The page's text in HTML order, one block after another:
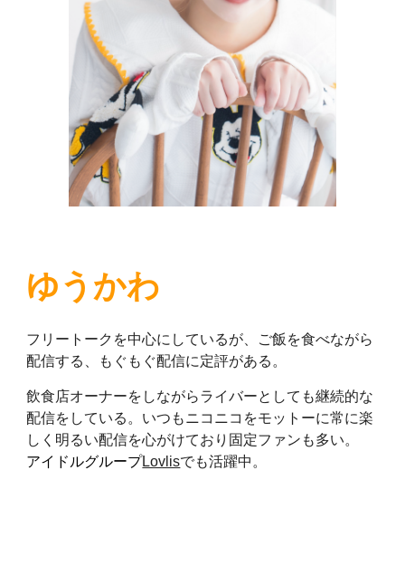
ゆうかわ
フリートークを中心にしているが、ご飯を食べながら
配信する、もぐもぐ配信に定評がある。
飲食店オーナーをしながらライバーとしても継続的な
配信をしている。いつもニコニコをモットーに常に楽
しく明るい配信を心がけており固定ファンも多い。
アイドルグループLovlisでも活躍中。